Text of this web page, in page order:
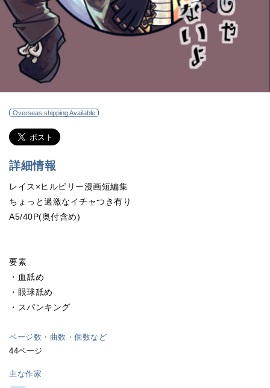
Overseas shipping Available
詳細情報
レイス×ヒルビリー漫画短編集
ちょっと過激なイチャつき有り
A5/40P(奥付含め)
要素
・血舐め
・眼球舐め
・スパンキング
ページ数・曲数・個数など
44ページ
主な作家